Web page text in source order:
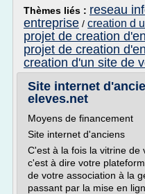
Thèmes liés : reseau
entreprise / creation d
projet de creation
projet de creation
creation d'un site de
Site internet
eleves.net
Moyens de financement
Site internet d'anciens
C'est à la fois la vitrine de
c'est à dire votre
de votre association à la
passant par la mise en